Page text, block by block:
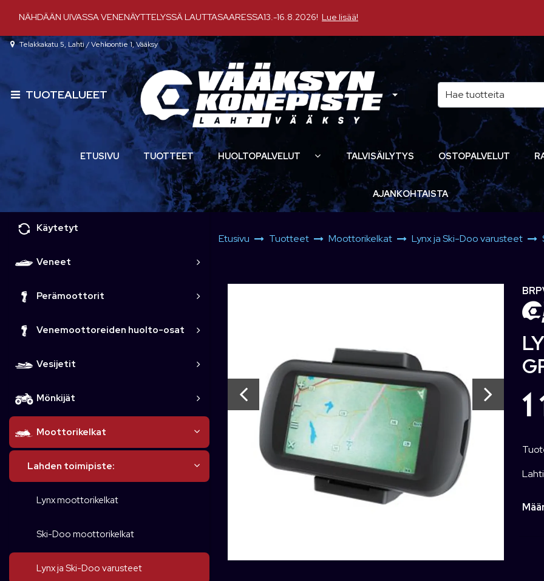
NÄHDÄÄN UIVASSA VENENÄYTTELYSSÄ LAUTTASAARESSA13.-16.8.2026! Lue lisää!
Telakkakatu 5, Lahti / Vehkoontie 1, Vääksy
TUOTEALUEET
ETUSIVU TUOTTEET HUOLTOPALVELUT TALVISÄILYTYS OSTOPALVELUT
AJANKOHTAISTA
Käytetyt
Veneet
Perämoottorit
Venemoottoreiden huolto-osat
Vesijetit
Mönkijät
Moottorikelkat
Lahden toimipiste:
Lynx moottorikelkat
Ski-Doo moottorikelkat
Lynx ja Ski-Doo varusteet
Etusivu Tuotteet Moottorikelkat Lynx ja Ski-Doo varusteet